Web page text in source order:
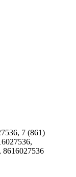
7 (861)
8616027536